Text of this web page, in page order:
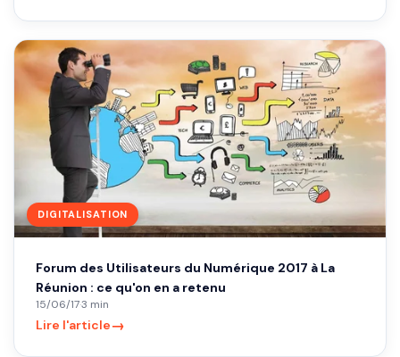
DIGITALISATION
Forum des Utilisateurs du Numérique 2017 à La
Réunion : ce qu'on en a retenu
15/06/17·3 min
Lire l'article→